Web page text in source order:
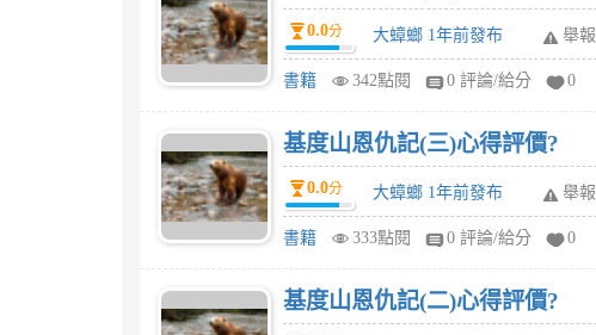
0.0分 大蟑螂 1年前發布 舉報
書籍 342點閱 0 評論/給分 0
基度山恩仇記(三)心得評價?
0.0分 大蟑螂 1年前發布 舉報
書籍 333點閱 0 評論/給分 0
基度山恩仇記(二)心得評價?